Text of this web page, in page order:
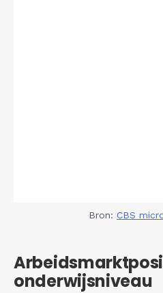
Bron: CBS
onderwijsniveau